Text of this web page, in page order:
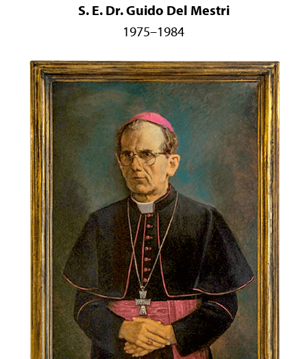
S. E. Dr. Guido Del Mestri
1975–1984